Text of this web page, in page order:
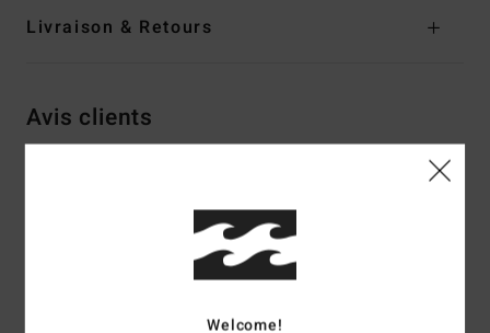
Livraison & Retours
Avis clients
5.0/5
2 avis vérifiésdepuis avril 2026
Welcome!